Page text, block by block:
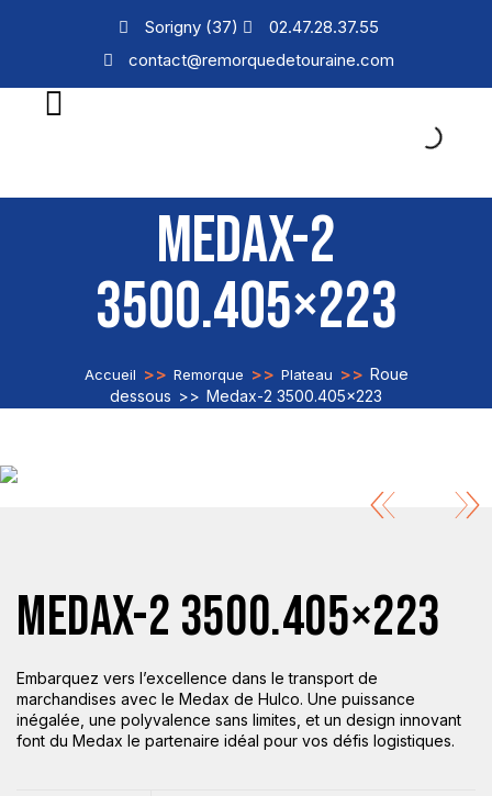
Sorigny (37)
02.47.28.37.55
contact@remorquedetouraine.com
MEDAX-2
3500.405×223
Accueil >> Remorque >> Plateau >> Roue
dessous >> Medax-2 3500.405×223
MEDAX-2 3500.405×223
Embarquez vers l’excellence dans le transport de
marchandises avec le Medax de Hulco. Une puissance
inégalée, une polyvalence sans limites, et un design innovant
font du Medax le partenaire idéal pour vos défis logistiques.